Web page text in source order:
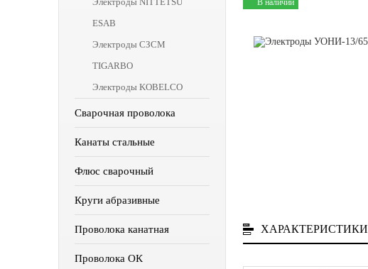
ESAB
Электроды СЗСМ
TIGARBO
Электроды KOBELCO
Сварочная проволока
Канаты стальные
Флюс сварочный
Круги абразивные
Проволока канатная
Проволока ОК
В наличии
ХАРАКТЕРИСТИКИ